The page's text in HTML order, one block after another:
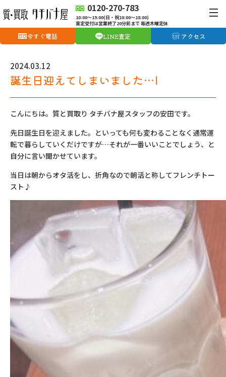
0120-270-783
10:00〜19:00(日・祝10:00〜18:00)
査定受付は営業終了20分前まで 毎週木曜定休
今すぐ電話 LINE査定 アクセス
2024.03.12
誕生日迎えてしまいました…!
こんにちは。質と買取り タチバナ屋スタッフの安田です。
先日誕生日を迎えました。といっても何も変わることなく通常運
転で暮らしていくだけですが…それが一番いいことでしょう、と
自分に言い聞かせています。
当日は朝からオタ活をし、折角なので朝活と称してフレンチトー
スト♪